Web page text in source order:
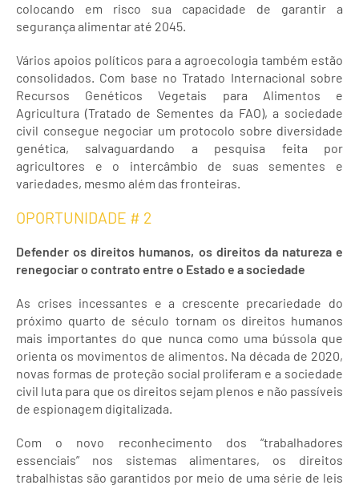
colocando em risco sua capacidade de garantir a
segurança alimentar até 2045.
Vários apoios políticos para a agroecologia também estão
consolidados. Com base no Tratado Internacional sobre
Recursos Genéticos Vegetais para Alimentos e
Agricultura (Tratado de Sementes da FAO), a sociedade
civil consegue negociar um protocolo sobre diversidade
genética, salvaguardando a pesquisa feita por
agricultores e o intercâmbio de suas sementes e
variedades, mesmo além das fronteiras.
OPORTUNIDADE # 2
Defender os direitos humanos, os direitos da natureza e
renegociar o contrato entre o Estado e a sociedade
As crises incessantes e a crescente precariedade do
próximo quarto de século tornam os direitos humanos
mais importantes do que nunca como uma bússola que
orienta os movimentos de alimentos. Na década de 2020,
novas formas de proteção social proliferam e a sociedade
civil luta para que os direitos sejam plenos e não passíveis
de espionagem digitalizada.
Com o novo reconhecimento dos “trabalhadores
essenciais” nos sistemas alimentares, os direitos
trabalhistas são garantidos por meio de uma série de leis